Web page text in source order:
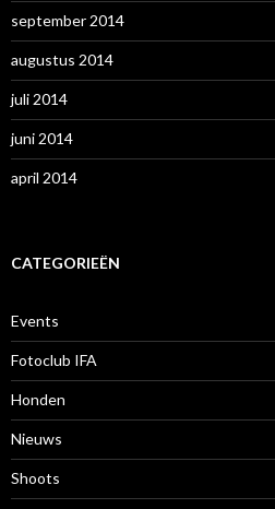
september 2014
augustus 2014
juli 2014
juni 2014
april 2014
CATEGORIEËN
Events
Fotoclub IFA
Honden
Nieuws
Shoots